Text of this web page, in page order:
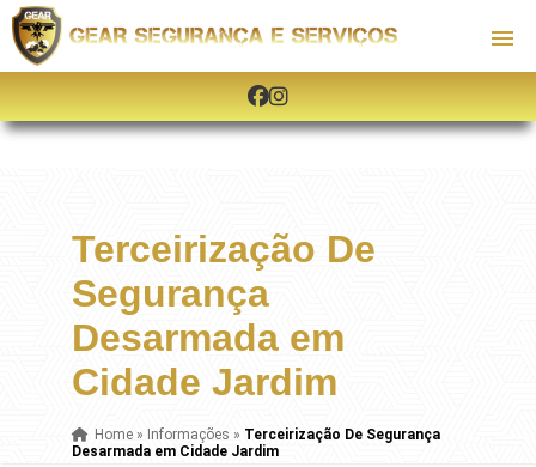
Terceirização De
Segurança
Desarmada em
Cidade Jardim
Home» Informações » Terceirização De Segurança
Desarmada em Cidade Jardim